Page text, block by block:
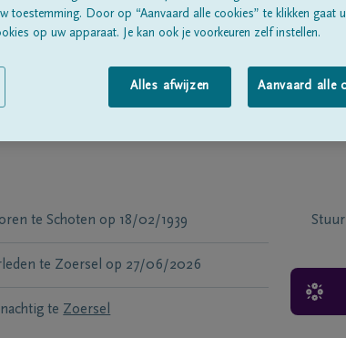
te Schoten op 18/02/1939
te Zoersel op 27/06/2026
te Zoersel
toestemming. Door op “Aanvaard alle cookies” te klikken gaat
op uw apparaat. Je kan ook je voorkeuren zelf instellen.
Alles afwijzen Aanvaard alle